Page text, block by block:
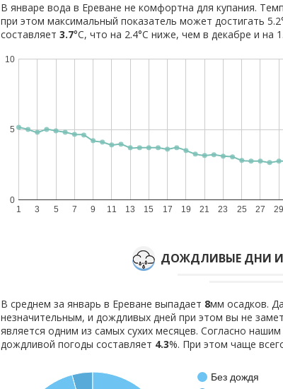
В январе вода в Ереване не комфортна для купания.
при этом максимальный показатель может достигать
составляет 3.7°C, что на 2.4°C ниже, чем в декабре и на
1 3 5 7 9 11 13 15 17 19 21 23 25 27 29
0
5
10
ДОЖДЛИВЫЕ ДНИ И
В среднем за январь в Ереване выпадает 8мм осадков.
незначительным, и дождливых дней при этом вы не
является одним из самых сухих месяцев. Согласно
дождливой погоды составляет 4.3%. При этом чаще
Без дождя